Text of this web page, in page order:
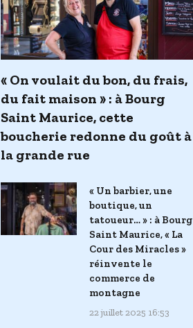
« On voulait du bon, du frais,
du fait maison » : à Bourg
Saint Maurice, cette
boucherie redonne du goût à
la grande rue
« Un barbier, une
boutique, un
tatoueur… » : à Bourg
Saint Maurice, « La
Cour des Miracles »
réinvente le
commerce de
montagne
22 juillet 2025 16:53